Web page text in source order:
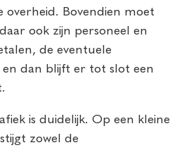
overheid. Bovendien moet
ook zijn personeel en
de eventuele
en dan blijft er tot slot een
is duidelijk. Op een kleine
zowel de